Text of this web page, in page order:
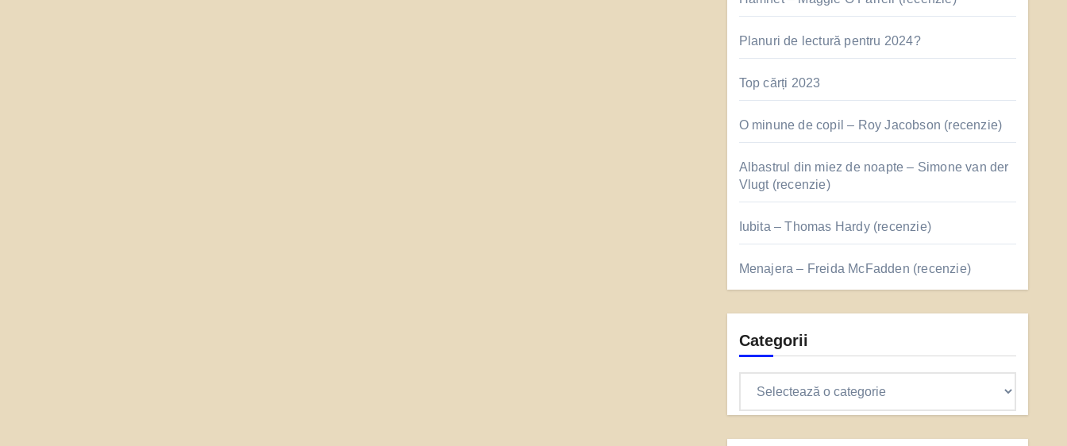
Planuri de lectură pentru 2024?
Top cărți 2023
O minune de copil – Roy Jacobson (recenzie)
Albastrul din miez de noapte – Simone van der
Vlugt (recenzie)
Iubita – Thomas Hardy (recenzie)
Menajera – Freida McFadden (recenzie)
Categorii